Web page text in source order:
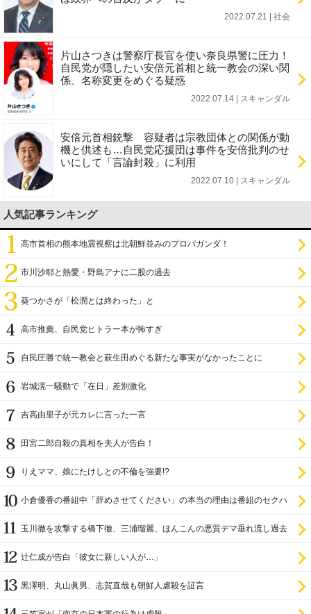
2022.07.21 | 社会
片山さつきは警察庁長官を使い奈良県警に圧力！
自民党が隠したい安倍元首相と統一教会の深い関
係、名称変更をめぐる疑惑
2022.07.14 | スキャンダル
安倍元首相銃撃 容疑者は宗教団体との関係が動
機と供述も…自民党応援団は事件を安倍批判のせ
いにして「言論封殺」に利用
2022.07.10 | スキャンダル
人気記事ランキング
高市首相の熊本地震視察は北朝鮮並みのプロパガンダ！
市川沙耶と熱愛・野島アナに二股の過去
葵つかさが「松潤とは終わった」と
高市推薦、自民党ヒトラー本が怖すぎ
自民圧勝で統一教会と萩生田めぐる新たな事実がなかったことに
岩城滉一騒動で「在日」差別激化
吉高由里子が元カレに言った一言
田宮二郎自殺の真相を夫人が告白！
りえママ、娘にたけしとの不倫を強要!?
小倉優香の番組中「辞めさせてください」の本当の理由は番組のセクハ
玉川徹を攻撃する橋下徹、三浦瑠麗、ほんこんの悪質デマ垂れ流し過去
辻仁成が告白「彼女に新しい人が…」
黒澤明、丸山眞男、志賀直哉も朝鮮人虐殺を証言